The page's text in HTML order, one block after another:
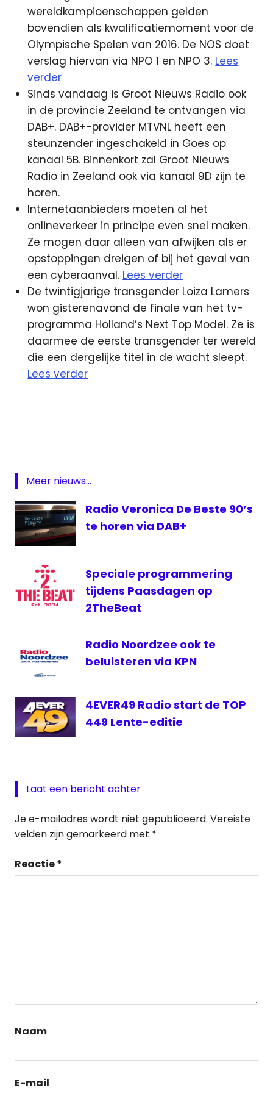
wereldkampioenschappen gelden
bovendien als kwalificatiemoment voor de
Olympische Spelen van 2016. De NOS doet
verslag hiervan via NPO 1 en NPO 3. Lees
verder
Sinds vandaag is Groot Nieuws Radio ook
in de provincie Zeeland te ontvangen via
DAB+. DAB+-provider MTVNL heeft een
steunzender ingeschakeld in Goes op
kanaal 5B. Binnenkort zal Groot Nieuws
Radio in Zeeland ook via kanaal 9D zijn te
horen.
Internetaanbieders moeten al het
onlineverkeer in principe even snel maken.
Ze mogen daar alleen van afwijken als er
opstoppingen dreigen of bij het geval van
een cyberaanval. Lees verder
De twintigjarige transgender Loiza Lamers
won gisterenavond de finale van het tv-
programma Holland’s Next Top Model. Ze is
daarmee de eerste transgender ter wereld
die een dergelijke titel in de wacht sleept.
Lees verder
nieuws
radio
MTVNL
Rene
van
Meurs
WK
Turnen
Meer nieuws...
Radio Veronica De Beste 90’s
te horen via DAB+
Speciale programmering
tijdens Paasdagen op
2TheBeat
Radio Noordzee ook te
beluisteren via KPN
4EVER49 Radio start de TOP
449 Lente-editie
Laat een bericht achter
Je e-mailadres wordt niet gepubliceerd. Vereiste
velden zijn gemarkeerd met *
Reactie*
Naam
E-mail